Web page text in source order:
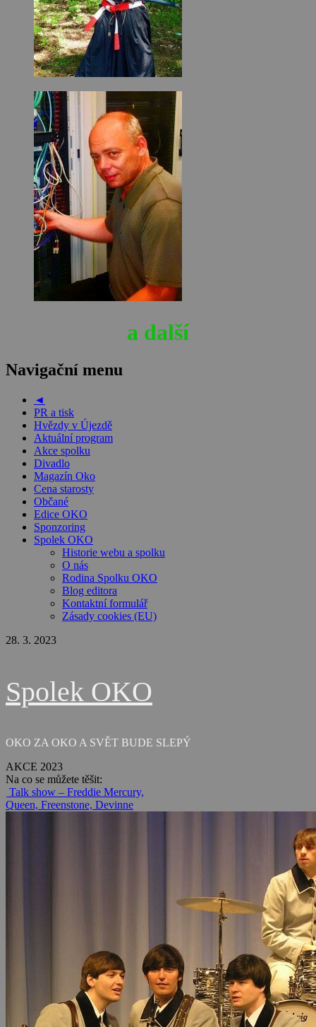
a další
Navigační menu
◄
PR a tisk
Hvězdy v Újezdě
Aktuální program
Akce spolku
Divadlo
Magazín Oko
Cena starosty
Občané
Edice OKO
Sponzoring
Spolek OKO
Historie webu a spolku
O nás
Rodina Spolku OKO
Blog editora
Kontaktní formulář
Zásady cookies (EU)
28. 3. 2023
Spolek OKO
OKO ZA OKO A SVĚT BUDE SLEPÝ
AKCE 2023
Na co se můžete těšit:
Talk show – Freddie Mercury,
Queen, Freenstone, Devinne